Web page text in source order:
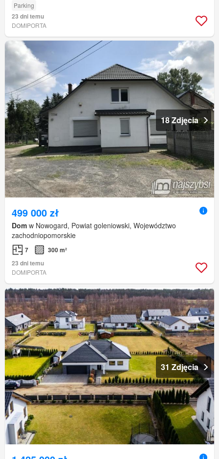
Parking
23 dni temu
DOMIPORTA
18 Zdjęcia
499 000 zł
Dom w Nowogard, Powiat goleniowski, Województwo
zachodniopomorskie
7
300 m²
23 dni temu
DOMIPORTA
31 Zdjęcia